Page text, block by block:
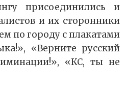
присоединились и
и их сторонники
по городу с плакатами
«Верните русский
«КС, ты не